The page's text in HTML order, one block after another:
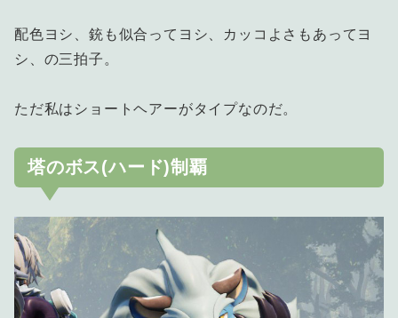
配色ヨシ、銃も似合ってヨシ、カッコよさもあってヨ
シ、の三拍子。
ただ私はショートヘアーがタイプなのだ。
塔のボス(ハード)制覇